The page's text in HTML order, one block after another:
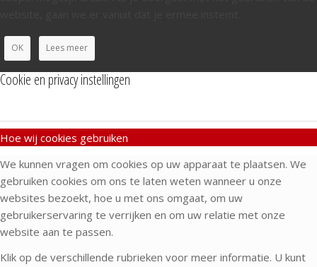
OK Lees meer
Cookie en privacy instellingen
Hoe wij cookies gebruiken
We kunnen vragen om cookies op uw apparaat te plaatsen. We
gebruiken cookies om ons te laten weten wanneer u onze
websites bezoekt, hoe u met ons omgaat, om uw
gebruikerservaring te verrijken en om uw relatie met onze
website aan te passen.
Klik op de verschillende rubrieken voor meer informatie. U kunt